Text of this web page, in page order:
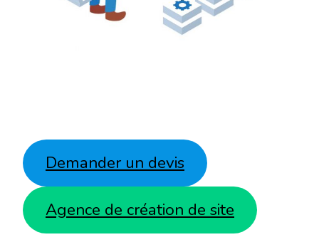
Demander un devis
Agence de création de site